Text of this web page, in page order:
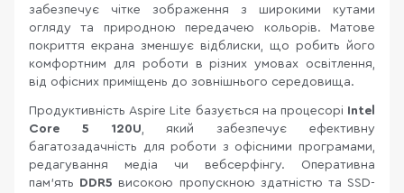
забезпечує чітке зображення з широкими кутами
огляду та природною передачею кольорів. Матове
покриття екрана зменшує відблиски, що робить його
комфортним для роботи в різних умовах освітлення,
від офісних приміщень до зовнішнього середовища.
Продуктивність Aspire Lite базується на процесорі Intel
Core 5 120U, який забезпечує ефективну
багатозадачність для роботи з офісними програмами,
редагування медіа чи вебсерфінгу. Оперативна
пам’ять DDR5високою пропускною здатністю та SSD-